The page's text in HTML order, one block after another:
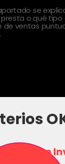
se
presta o qué
de ventas
en